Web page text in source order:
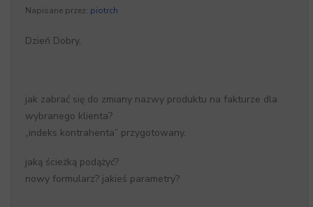
Napisane przez: piotrch
Dzień Dobry,
jak zabrać się do zmiany nazwy produktu na fakturze dla
wybranego klienta?
„indeks kontrahenta” przygotowany.
jaką ścieżką podążyć?
nowy formularz? jakieś parametry?